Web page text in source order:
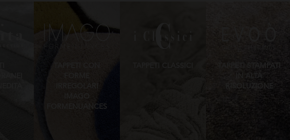
FORMENUANCES
TAPPETI STAMPATI
IN ALTA
RISOLUZIONE